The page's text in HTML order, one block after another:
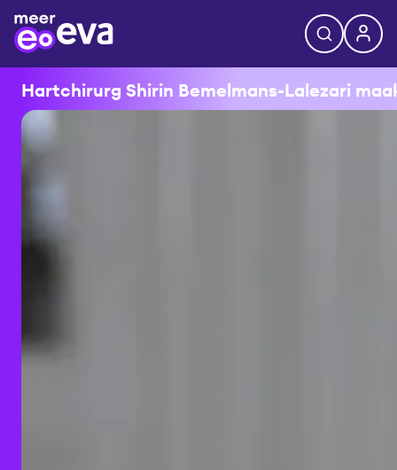
Hartchirurg Shirin Bemelmans-Lalezari